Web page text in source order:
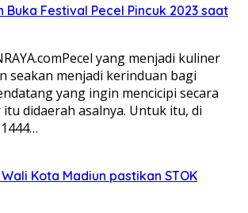
Buka Festival Pecel Pincuk 2023 saat
yang menjadi kuliner
seakan menjadi kerinduan bagi
yang ingin mencicipi secara
didaerah asalnya. Untuk itu, di
Kota Madiun pastikan STOK